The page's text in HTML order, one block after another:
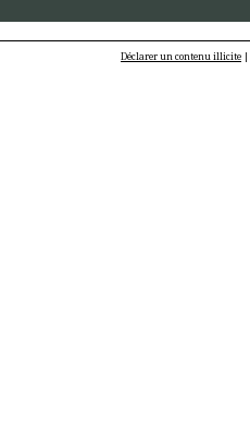
Déclarer un contenu illicite |